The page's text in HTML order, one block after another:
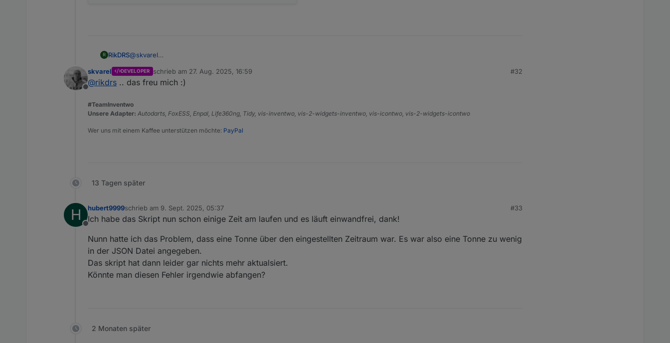
R RikDRS@skvarel
Danke!
Offline
skvarel DEVELOPER schrieb am 27. Aug. 2025, 16:59
zuletzt editiert von
#32
@rikdrs .. das freu mich :)
#TeamInventwo
Unsere Adapter: Autodarts, FoxESS, Enpal, Life360ng, Tidy, vis-inventwo, vis-2-widgets-inventwo, vis-icontwo, vis-2-widgets-icontwo
Wer uns mit einem Kaffee unterstützen möchte: PayPal
13 Tagen später
H
Offline
hubert9999schrieb am 9. Sept. 2025, 05:37
zuletzt editiert von
#33
Ich habe das Skript nun schon einige Zeit am laufen und es läuft einwandfrei, dank!
Nunn hatte ich das Problem, dass eine Tonne über den eingestellten Zeitraum war. Es war also eine Tonne zu wenig
in der JSON Datei angegeben.
Das skript hat dann leider gar nichts mehr aktualsiert.
Könnte man diesen Fehler irgendwie abfangen?
2 Monaten später